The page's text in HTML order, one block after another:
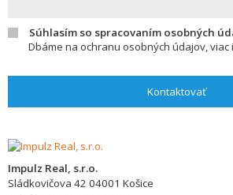
Súhlasím so spracovaním osobných
Dbáme na ochranu osobných údajov,
Kontaktovať
Impulz Real, s.r.o.
Sládkovičova 42 04001 Košice